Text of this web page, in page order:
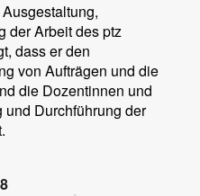
der Arbeit des ptz
dass er den
von Aufträgen und die
die Dozentinnen und
Durchführung der